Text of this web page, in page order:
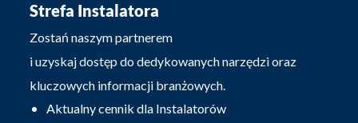
Strefa Instalatora
Zostań naszym partnerem
i uzyskaj dostęp do dedykowanych narzędzi oraz
kluczowych informacji branżowych.
Aktualny cennik dla Instalatorów